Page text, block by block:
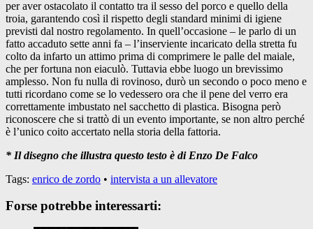
per aver ostacolato il contatto tra il sesso del porco e quello della
troia, garantendo così il rispetto degli standard minimi di igiene
previsti dal nostro regolamento. In quell’occasione – le parlo di un
fatto accaduto sette anni fa – l’inserviente incaricato della stretta fu
colto da infarto un attimo prima di comprimere le palle del maiale,
che per fortuna non eiaculò. Tuttavia ebbe luogo un brevissimo
amplesso. Non fu nulla di rovinoso, durò un secondo o poco meno e
tutti ricordano come se lo vedessero ora che il pene del verro era
correttamente imbustato nel sacchetto di plastica. Bisogna però
riconoscere che si trattò di un evento importante, se non altro perché
è l’unico coito accertato nella storia della fattoria.
* Il disegno che illustra questo testo è di Enzo De Falco
Tags: enrico de zordo • intervista a un allevatore
Forse potrebbe interessarti: